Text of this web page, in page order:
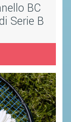
BC
Serie B
ON